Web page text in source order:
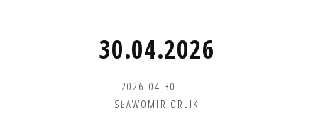
30.04.2026
2026-04-30
SŁAWOMIR ORLIK